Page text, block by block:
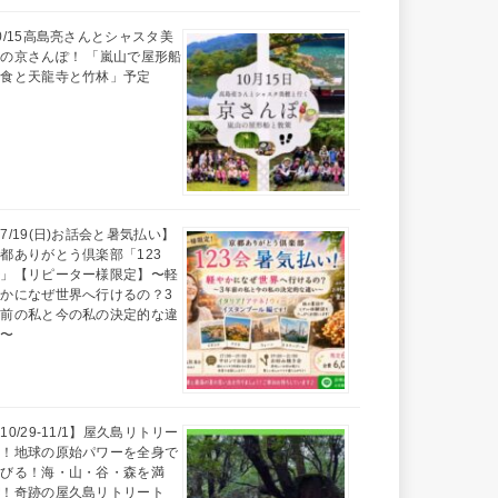
15高島亮さんとシャスタ美
京さんぽ！ 「嵐山で屋形船
と天龍寺と竹林」予定
7/19(日)お話会と暑気払い】
ありがとう倶楽部「123
【リピーター様限定】〜軽
になぜ世界へ行けるの？3
の私と今の私の決定的な違
10/29-11/1】屋久島リトリー
！地球の原始パワーを全身で
る！海・山・谷・森を満
奇跡の屋久島リトリート